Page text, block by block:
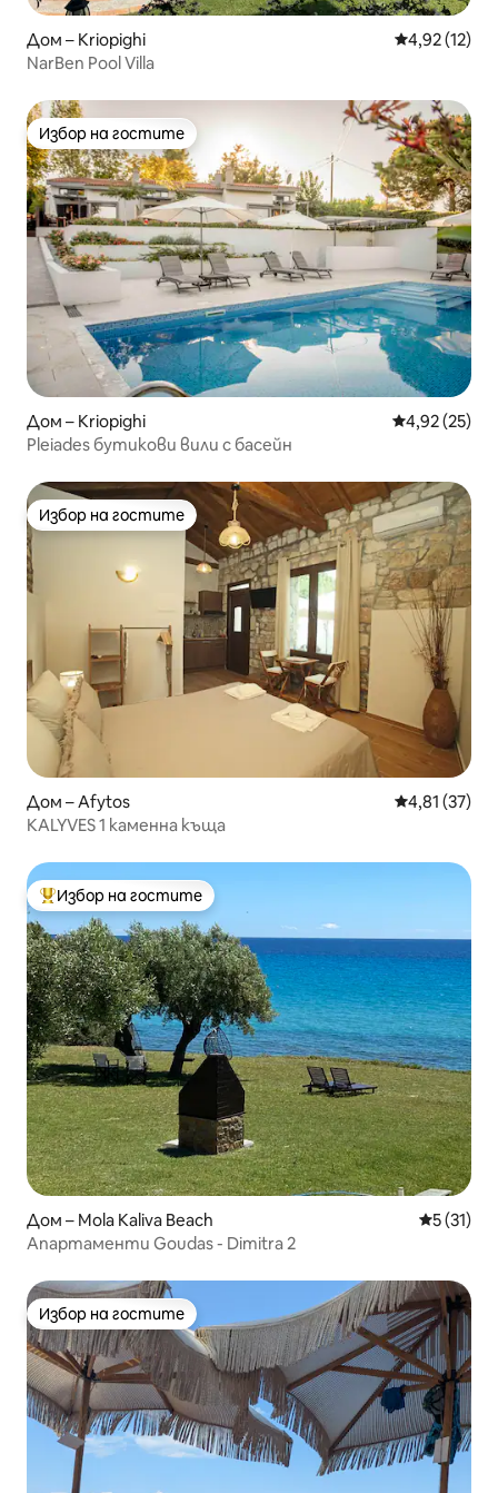
Дом – Kriopighi Средна
4,92 (12)
NarBen Pool Villa
Избор на гостите
Избор на гостите
Дом – Kriopighi Средна
4,92 (25)
Pleiades бутикови вили с басейн
Избор на гостите
Избор на гостите
Дом – Afytos Средна
4,81 (37)
KALYVES 1 каменна къща
Най-популярен избор на гостите
Избор на гостите
Дом – Mola Kaliva Beach Средна
5 (31)
Апартаменти Goudas - Dimitra 2
Избор на гостите
Избор на гостите